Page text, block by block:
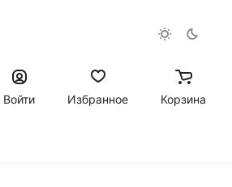
Войти
Избранное Корзина